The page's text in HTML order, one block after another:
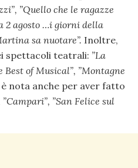
”Quello che le ragazze
2 agosto …i giorni della
sa nuotare”. Inoltre,
spettacoli teatrali: ”La
Best of Musical”, ”Montagne
nota anche per aver fatto
”Campari”, ”San Felice sul